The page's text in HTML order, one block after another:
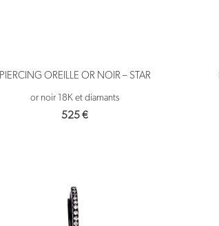
PIERCING OREILLE OR NOIR – STAR
or noir 18K et diamants
525€